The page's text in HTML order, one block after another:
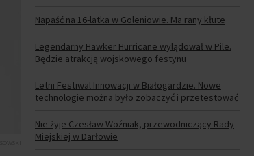
Napaść na 16-latka w Goleniowie. Ma rany kłute
Legendarny Hawker Hurricane wylądował w Pile.
Będzie atrakcją wojskowego festynu
Letni Festiwal Innowacji w Białogardzie. Nowe
technologie można było zobaczyć i przetestować
Nie żyje Czesław Woźniak, przewodniczący Rady
Miejskiej w Darłowie